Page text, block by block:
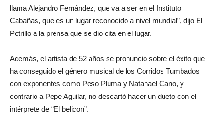
llama Alejandro Fernández, que va a ser en el Instituto
Cabañas, que es un lugar reconocido a nivel mundial”, dijo El
Potrillo a la prensa que se dio cita en el lugar.
Además, el artista de 52 años se pronunció sobre el éxito que
ha conseguido el género musical de los Corridos Tumbados
con exponentes como Peso Pluma y Natanael Cano, y
contrario a Pepe Aguilar, no descartó hacer un dueto con el
intérprete de “El belicon”.